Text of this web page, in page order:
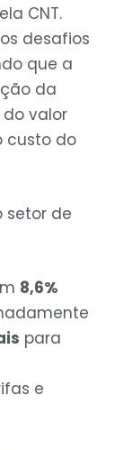
CNT.
desafios
que a
da
valor
custo do
setor de
8,6%
para
e